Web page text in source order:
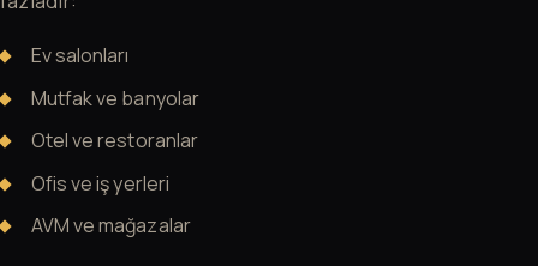
Ev salonları
Mutfak ve banyolar
Otel ve restoranlar
Ofis ve iş yerleri
AVM ve mağazalar